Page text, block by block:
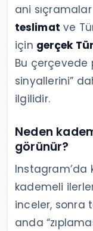
ani
teslimat ve
için gerçek
Bu çerçevede
sinyallerini”
ilgilidir.
Neden
görünür?
Instagram’da
kademeli
inceler, sonra
anda